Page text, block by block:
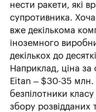
нести ракети, які
супротивника.
вже декількома
іноземного
декількох до
Наприклад, ціна за
Eitan – $30-35 млн.
безпілотники класу
збору розвідданих